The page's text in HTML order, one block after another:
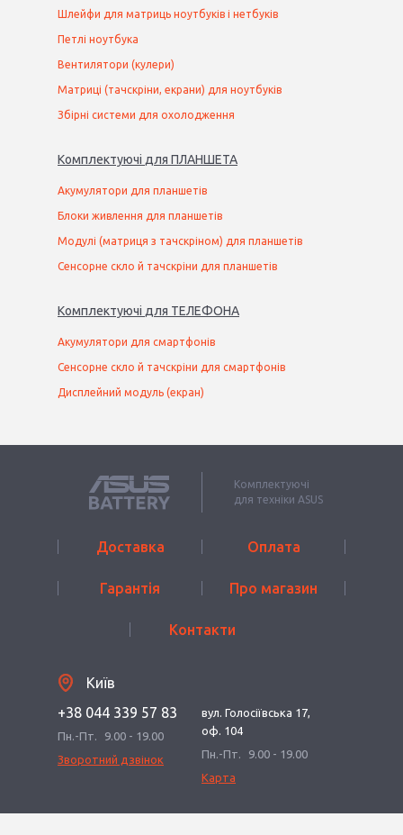
Шлейфи для матриць ноутбуків і нетбуків
Петлі ноутбука
Вентилятори (кулери)
Матриці (тачскріни, екрани) для ноутбуків
Збірні системи для охолодження
Комплектуючі для ПЛАНШЕТА
Акумулятори для планшетів
Блоки живлення для планшетів
Модулі (матриця з тачскріном) для планшетів
Сенсорне скло й тачскріни для планшетів
Комплектуючі для ТЕЛЕФОНА
Акумулятори для смартфонів
Сенсорне скло й тачскріни для смартфонів
Дисплейний модуль (екран)
Комплектуючі
для техніки ASUS
Доставка Оплата
Гарантія Про магазин
Контакти
Київ
+38 044 339 57 83
Пн.-Пт.
9.00 - 19.00
Зворотний дзвінок
вул. Голосіївська 17,
оф. 104
Пн.-Пт.
9.00 - 19.00
Карта